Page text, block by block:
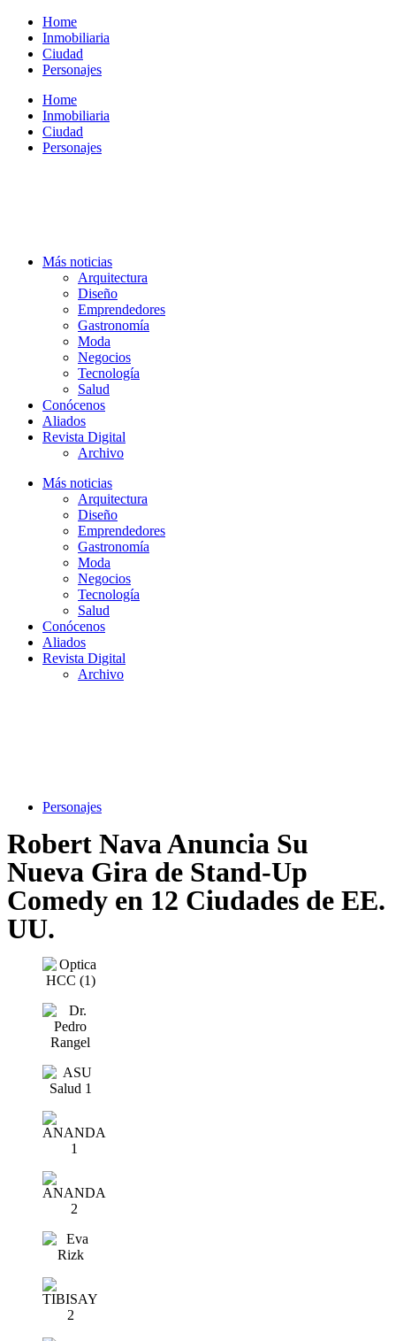
contenido
Home
Inmobiliaria
Ciudad
Personajes
Home
Inmobiliaria
Ciudad
Personajes
Más noticias
Arquitectura
Diseño
Emprendedores
Gastronomía
Moda
Negocios
Tecnología
Salud
Conócenos
Aliados
Revista Digital
Archivo
Más noticias
Arquitectura
Diseño
Emprendedores
Gastronomía
Moda
Negocios
Tecnología
Salud
Conócenos
Aliados
Revista Digital
Archivo
Personajes
Robert Nava Anuncia Su
Nueva Gira de Stand-Up
Comedy en 12 Ciudades de EE.
UU.